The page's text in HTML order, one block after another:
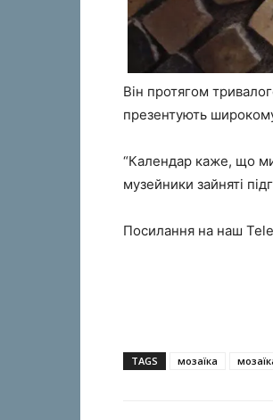
Він протягом
презентують
“Календар каже, що
музейники зайняті
Посилання на наш
TAGS мозаїка